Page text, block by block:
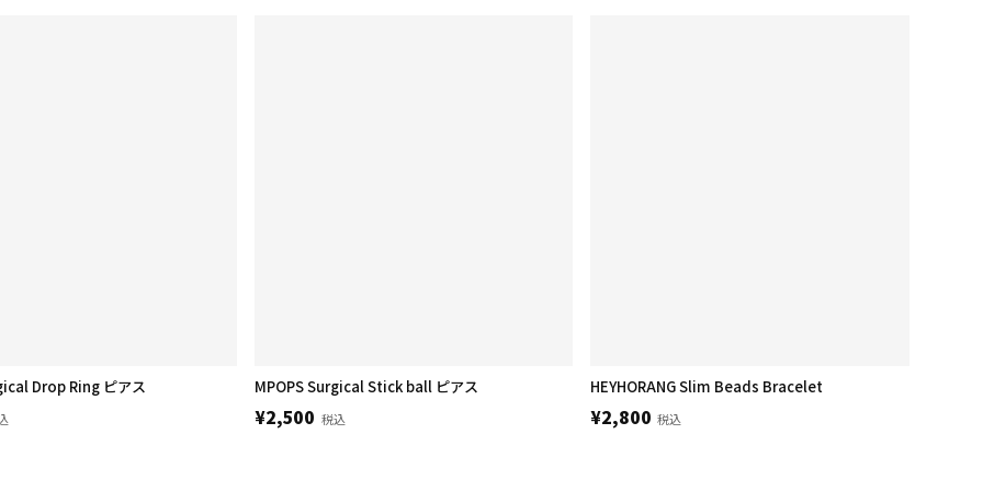
Drop Ring ピアス MPOPS Surgical Stick ball ピアス
¥2,500 税込
HEYHORANG Slim Beads Bracelet
¥2,800 税込